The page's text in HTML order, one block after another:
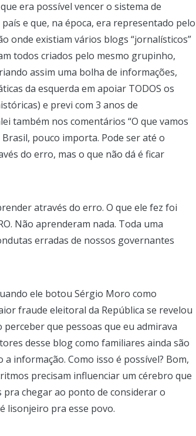
era possível vencer o sistema de
e que, na época, era representado pelo
onde existiam vários blogs “jornalísticos”
todos criados pelo mesmo grupinho,
assim uma bolha de informações,
da esquerda em apoiar TODOS os
e previ com 3 anos de
também nos comentários “O que vamos
pouco importa. Pode ser até o
do erro, mas o que não dá é ficar
através do erro. O que ele fez foi
Não aprenderam nada. Toda uma
erradas de nossos governantes
ele botou Sérgio Moro como
fraude eleitoral da República se revelou
que pessoas que eu admirava
desse blog como familiares ainda são
informação. Como isso é possível? Bom,
precisam influenciar um cérebro que
pra chegar ao ponto de considerar o
lisonjeiro pra esse povo.